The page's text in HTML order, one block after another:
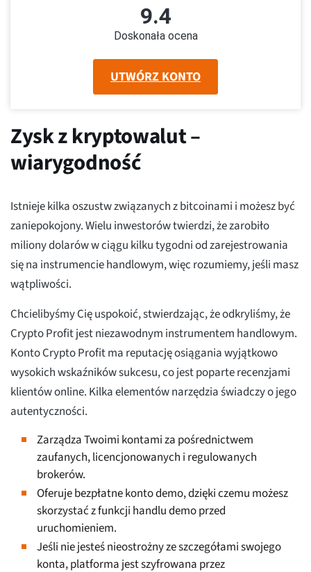
9.4
Doskonała ocena
UTWÓRZ KONTO
Zysk z kryptowalut –
wiarygodność
Istnieje kilka oszustw związanych z bitcoinami i możesz być
zaniepokojony. Wielu inwestorów twierdzi, że zarobiło
miliony dolarów w ciągu kilku tygodni od zarejestrowania
się na instrumencie handlowym, więc rozumiemy, jeśli masz
wątpliwości.
Chcielibyśmy Cię uspokoić, stwierdzając, że odkryliśmy, że
Crypto Profit jest niezawodnym instrumentem handlowym.
Konto Crypto Profit ma reputację osiągania wyjątkowo
wysokich wskaźników sukcesu, co jest poparte recenzjami
klientów online. Kilka elementów narzędzia świadczy o jego
autentyczności.
Zarządza Twoimi kontami za pośrednictwem
zaufanych, licencjonowanych i regulowanych
brokerów.
Oferuje bezpłatne konto demo, dzięki czemu możesz
skorzystać z funkcji handlu demo przed
uruchomieniem.
Jeśli nie jesteś nieostrożny ze szczegółami swojego
konta, platforma jest szyfrowana przez